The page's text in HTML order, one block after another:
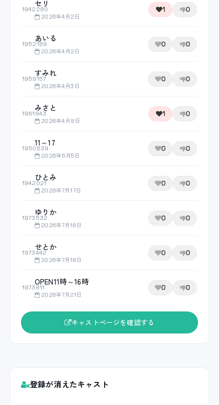
1942280
セリ
2026年4月2日
1 0
1952189
あいる
2026年4月2日
0 0
1959157
すみれ
2026年4月3日
0 0
1961943
みさと
2026年4月9日
1 0
1950639
11～17
2026年6月5日
0 0
1942021
ひとみ
2026年7月17日
0 0
1973532
ゆりか
2026年7月18日
0 0
1973442
せとか
2026年7月18日
0 0
1973811
OPEN11時～16時
2026年7月21日
0 0
キャストページを確認する
登録が消えたキャスト